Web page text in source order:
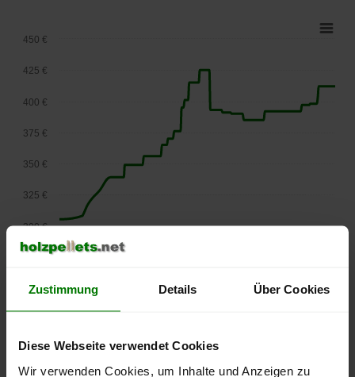
Zustimmung Details Über Cookies
Diese Webseite verwendet Cookies
Wir verwenden Cookies, um Inhalte und Anzeigen zu
2026
300 €
325 €
350 €
375 €
400 €
425 €
450 €
Die aktuelle Preisentwicklung für Holzpellets in Österreich
können Sie jederzeit auf unsererPelletspreise